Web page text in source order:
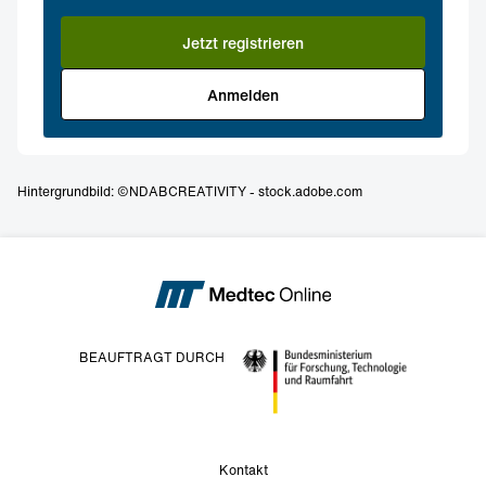
Jetzt registrieren
Anmelden
Hintergrundbild: ©NDABCREATIVITY - stock.adobe.com
BEAUFTRAGT DURCH
Kontakt